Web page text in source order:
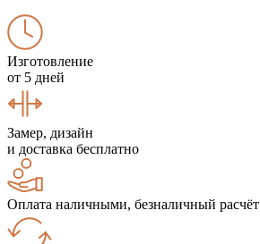
Изготовление
от 5 дней
Замер, дизайн
и доставка бесплатно
Оплата наличными, безналичный расчёт